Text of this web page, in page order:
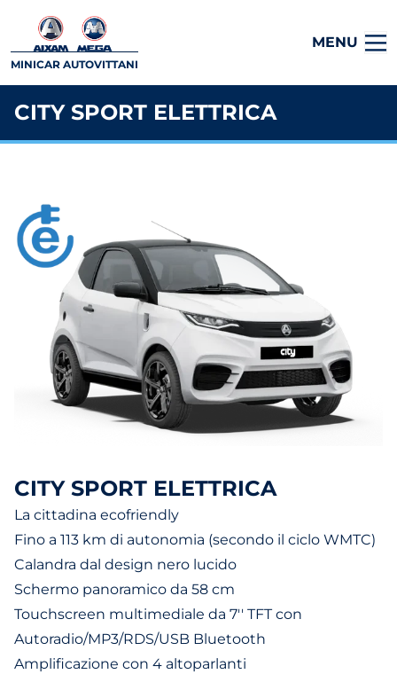
MINICAR AUTOVITTANI
MENU
CITY SPORT ELETTRICA
CITY SPORT ELETTRICA
La cittadina ecofriendly
Fino a 113 km di autonomia (secondo il ciclo WMTC)
Calandra dal design nero lucido
Schermo panoramico da 58 cm
Touchscreen multimediale da 7'' TFT con
Autoradio/MP3/RDS/USB Bluetooth
Amplificazione con 4 altoparlanti